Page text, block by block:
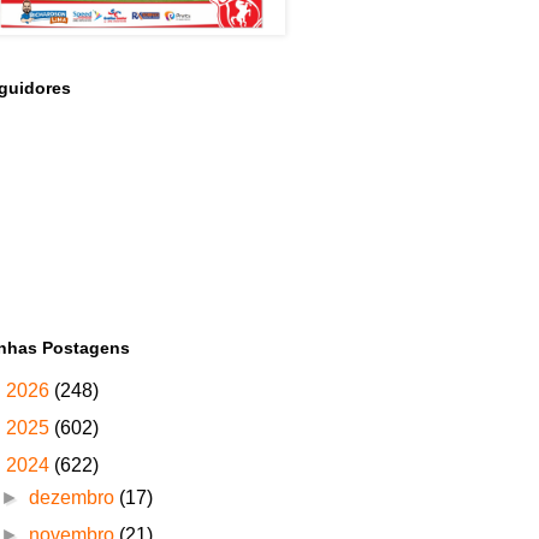
Postagens
2026 (248)
2025 (602)
2024 (622)
►dezembro (17)
► novembro (21)